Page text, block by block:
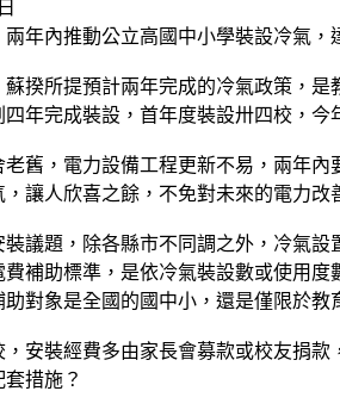
兩年內推動公立高國中小學裝設冷氣
揆所提預計兩年完成的冷氣政策，
年完成裝設，首年度裝設卅四校，
舊，電力設備工程更新不易，兩年
讓人欣喜之餘，不免對未來的電力
裝議題，除各縣市不同調之外，冷氣
補助標準，是依冷氣裝設數或使用
對象是全國的國中小，還是僅限於
，安裝經費多由家長會募款或校友捐
措施？